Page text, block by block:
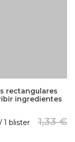
rectangulares
ingredientes
/ 1 blister 1,33 €